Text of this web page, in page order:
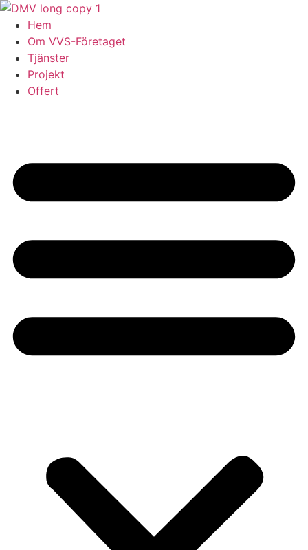
Skip
content
Hem
Om VVS-Företaget
Tjänster
Projekt
Offert